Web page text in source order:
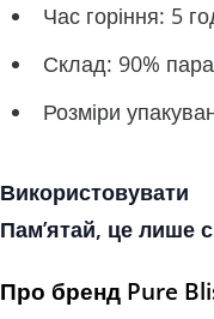
Час горіння: 5
Склад: 90%
Розміри
Пам’ятай, це лише
Про бренд Pure